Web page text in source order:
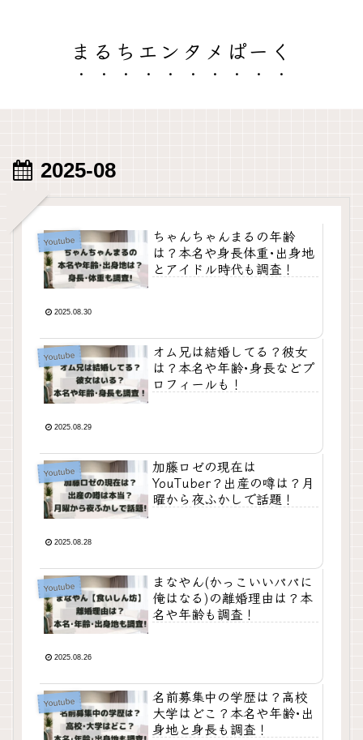
まるちエンタメぱーく
2025-08
Youtube
ちゃんちゃんまるの年齢
は？本名や身長体重･出身地
とアイドル時代も調査！
2025.08.30
Youtube
オム兄は結婚してる？彼女
は？本名や年齢･身長などプ
ロフィールも！
2025.08.29
Youtube
加藤ロゼの現在は
YouTuber？出産の噂は？月
曜から夜ふかしで話題！
2025.08.28
Youtube
まなやん(かっこいいパパに
俺はなる)の離婚理由は？本
名や年齢も調査！
2025.08.26
Youtube
名前募集中の学歴は？高校
大学はどこ？本名や年齢･出
身地と身長も調査！